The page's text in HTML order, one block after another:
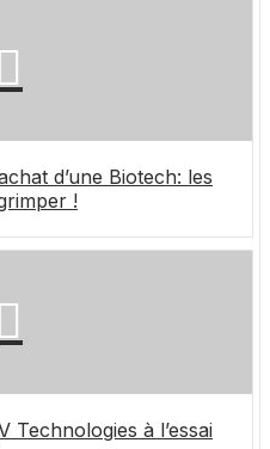
d’une Biotech: les
!
Technologies à l’essai